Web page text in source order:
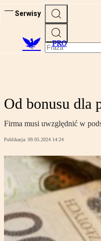
Serwisy
PRO
Od bonusu dla
Firma musi uwzględnić w
Publikacja: 09.05.2024 14:24